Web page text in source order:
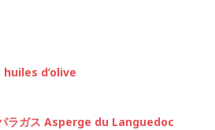
huiles d’olive
ラガス Asperge du Languedoc